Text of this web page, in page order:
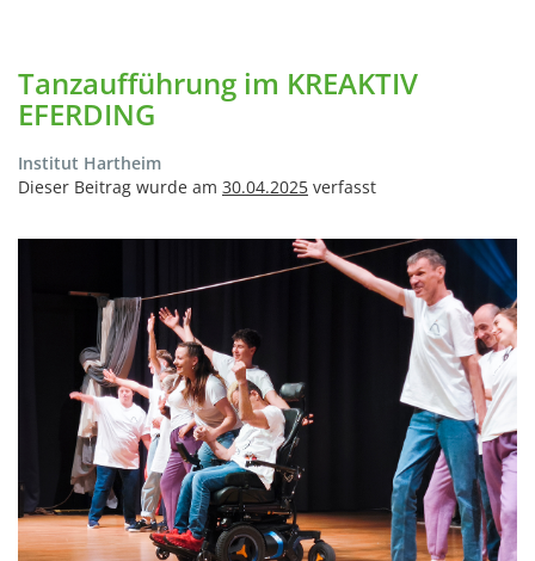
Tanzaufführung im KREAKTIV
EFERDING
Institut Hartheim
Dieser Beitrag wurde am 30.04.2025 verfasst